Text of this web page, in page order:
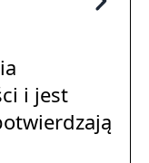
i jest